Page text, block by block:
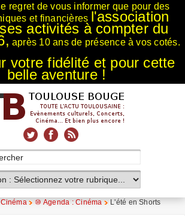
regret de vous informer que pour des
et financières l'association
activités à compter du
après 10 ans de présence à vos cotés.
votre fidélité et pour cette
belle aventure !
Cinéma ⑩ Agenda : Cinéma L'été en Shorts